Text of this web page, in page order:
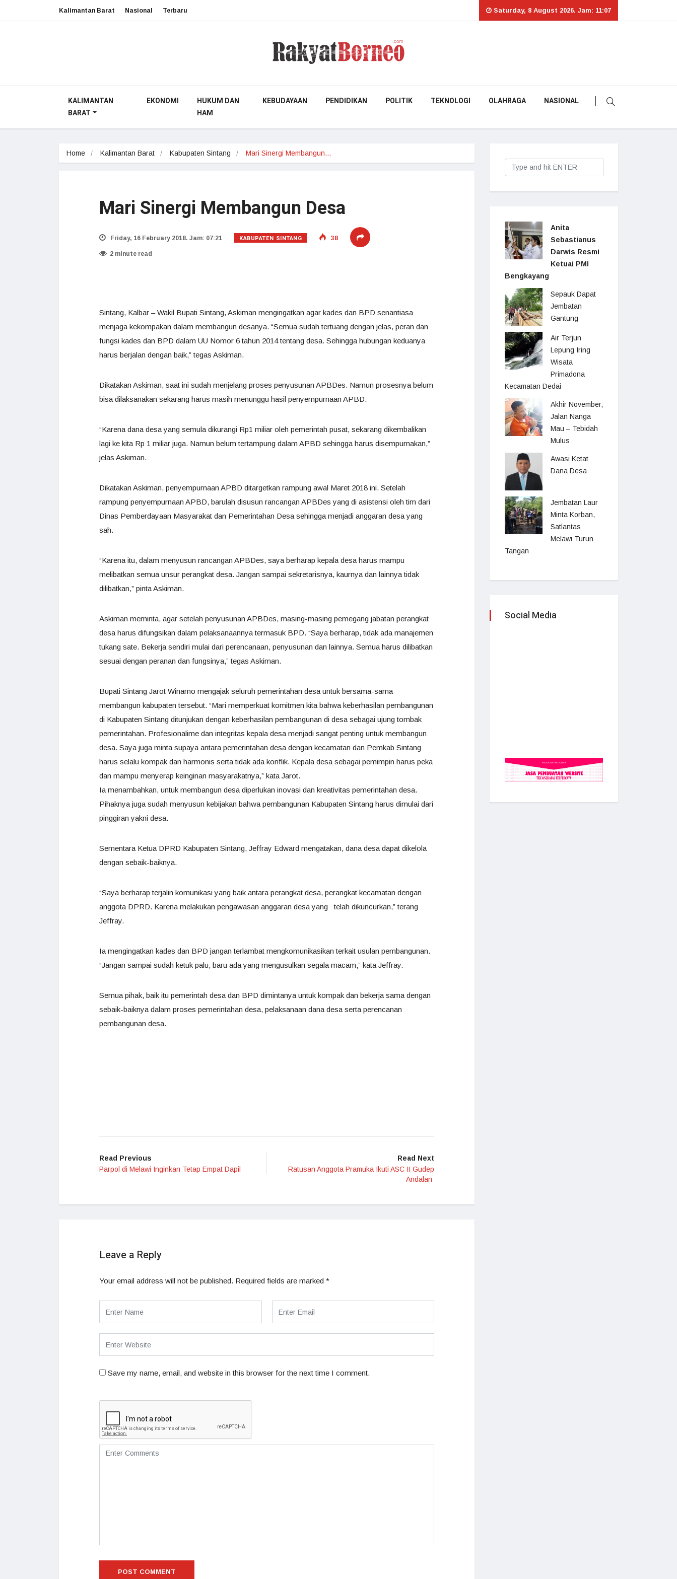
Kalimantan Barat Nasional Terbaru Saturday, 8 August 2026. Jam: 11:07
KALIMANTAN
BARAT
EKONOMI
HUKUM DAN
HAM
KEBUDAYAAN PENDIDIKAN POLITIK TEKNOLOGI OLAHRAGA NASIONAL
Home Kalimantan Barat Kabupaten Sintang Mari Sinergi Membangun…
Mari Sinergi Membangun Desa
Friday, 16 February 2018. Jam: 07:21 KABUPATEN SINTANG 38
2 minute read
Sintang, Kalbar – Wakil Bupati Sintang, Askiman mengingatkan agar kades dan BPD senantiasa
menjaga kekompakan dalam membangun desanya. “Semua sudah tertuang dengan jelas, peran dan
fungsi kades dan BPD dalam UU Nomor 6 tahun 2014 tentang desa. Sehingga hubungan keduanya
harus berjalan dengan baik,” tegas Askiman.
Dikatakan Askiman, saat ini sudah menjelang proses penyusunan APBDes. Namun prosesnya belum
bisa dilaksanakan sekarang harus masih menunggu hasil penyempurnaan APBD.
“Karena dana desa yang semula dikurangi Rp1 miliar oleh pemerintah pusat, sekarang dikembalikan
lagi ke kita Rp 1 miliar juga. Namun belum tertampung dalam APBD sehingga harus disempurnakan,”
jelas Askiman.
Dikatakan Askiman, penyempurnaan APBD ditargetkan rampung awal Maret 2018 ini. Setelah
rampung penyempurnaan APBD, barulah disusun rancangan APBDes yang di asistensi oleh tim dari
Dinas Pemberdayaan Masyarakat dan Pemerintahan Desa sehingga menjadi anggaran desa yang
sah.
“Karena itu, dalam menyusun rancangan APBDes, saya berharap kepala desa harus mampu
melibatkan semua unsur perangkat desa. Jangan sampai sekretarisnya, kaurnya dan lainnya tidak
dilibatkan,” pinta Askiman.
Askiman meminta, agar setelah penyusunan APBDes, masing-masing pemegang jabatan perangkat
desa harus difungsikan dalam pelaksanaannya termasuk BPD. “Saya berharap, tidak ada manajemen
tukang sate. Bekerja sendiri mulai dari perencanaan, penyusunan dan lainnya. Semua harus dilibatkan
sesuai dengan peranan dan fungsinya,” tegas Askiman.
Bupati Sintang Jarot Winarno mengajak seluruh pemerintahan desa untuk bersama-sama
membangun kabupaten tersebut. “Mari memperkuat komitmen kita bahwa keberhasilan pembangunan
di Kabupaten Sintang ditunjukan dengan keberhasilan pembangunan di desa sebagai ujung tombak
pemerintahan. Profesionalime dan integritas kepala desa menjadi sangat penting untuk membangun
desa. Saya juga minta supaya antara pemerintahan desa dengan kecamatan dan Pemkab Sintang
harus selalu kompak dan harmonis serta tidak ada konflik. Kepala desa sebagai pemimpin harus peka
dan mampu menyerap keinginan masyarakatnya,” kata Jarot.
Ia menambahkan, untuk membangun desa diperlukan inovasi dan kreativitas pemerintahan desa.
Pihaknya juga sudah menyusun kebijakan bahwa pembangunan Kabupaten Sintang harus dimulai dari
pinggiran yakni desa.
Sementara Ketua DPRD Kabupaten Sintang, Jeffray Edward mengatakan, dana desa dapat dikelola
dengan sebaik-baiknya.
“Saya berharap terjalin komunikasi yang baik antara perangkat desa, perangkat kecamatan dengan
anggota DPRD. Karena melakukan pengawasan anggaran desa yang telah dikuncurkan,” terang
Jeffray.
Ia mengingatkan kades dan BPD jangan terlambat mengkomunikasikan terkait usulan pembangunan.
“Jangan sampai sudah ketuk palu, baru ada yang mengusulkan segala macam,” kata Jeffray.
Semua pihak, baik itu pemerintah desa dan BPD dimintanya untuk kompak dan bekerja sama dengan
sebaik-baiknya dalam proses pemerintahan desa, pelaksanaan dana desa serta perencanan
pembangunan desa.
Read Previous
Parpol di Melawi Inginkan Tetap Empat Dapil
Read Next
Ratusan Anggota Pramuka Ikuti ASC II Gudep
Andalan
Leave a Reply
Your email address will not be published. Required fields are marked *
Save my name, email, and website in this browser for the next time I comment.
Anita
Sebastianus
Darwis Resmi
Ketuai PMI
Bengkayang
Sepauk Dapat
Jembatan
Gantung
Air Terjun
Lepung Iring
Wisata
Primadona
Kecamatan Dedai
Akhir November,
Jalan Nanga
Mau – Tebidah
Mulus
Awasi Ketat
Dana Desa
Jembatan Laur
Minta Korban,
Satlantas
Melawi Turun
Tangan
Social Media